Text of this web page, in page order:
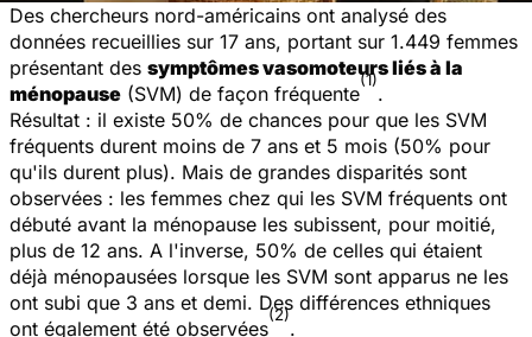
Des chercheurs nord-américains ont analysé des
données recueillies sur 17 ans, portant sur 1.449 femmes
présentant des symptômes vasomoteurs liés à la
ménopause (SVM) de façon fréquente
(1)
.
Résultat : il existe 50% de chances pour que les SVM
fréquents durent moins de 7 ans et 5 mois (50% pour
qu'ils durent plus). Mais de grandes disparités sont
observées : les femmes chez qui les SVM fréquents ont
débuté avant la ménopause les subissent, pour moitié,
plus de 12 ans. A l'inverse, 50% de celles qui étaient
déjà ménopausées lorsque les SVM sont apparus ne les
ont subi que 3 ans et demi. Des différences ethniques
ont également été observées
(2)
.